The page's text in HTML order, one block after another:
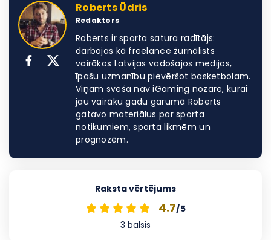
Roberts Ūdris
Redaktors
Roberts ir sporta satura radītājs:
darbojas kā freelance žurnālists
vairākos Latvijas vadošajos medijos,
īpašu uzmanību pievēršot basketbolam.
Viņam sveša nav iGaming nozare, kurai
jau vairāku gadu garumā Roberts
gatavo materiālus par sporta
notikumiem, sporta likmēm un
prognozēm.
Raksta vērtējums
4.7/5
3 balsis